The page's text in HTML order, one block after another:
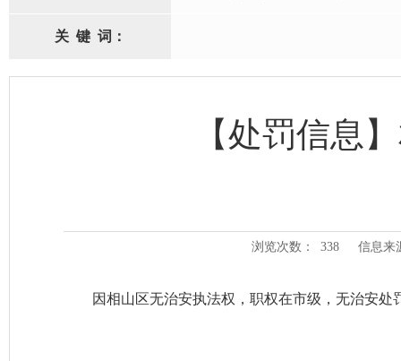
关 键 词：
【处罚信息
浏览次数： 338 信息来
因相山区无治安执法权，职权在市级，无治安处